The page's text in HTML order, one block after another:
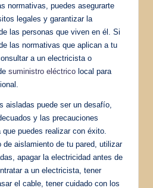
normativas, puedes asegurarte
legales y garantizar la
las personas que viven en él. Si
las normativas que aplican a tu
a un electricista o
suministro eléctrico local para
aisladas puede ser un desafío,
y las precauciones
puedes realizar con éxito.
de aislamiento de tu pared, utilizar
apagar la electricidad antes de
a un electricista, tener
el cable, tener cuidado con los